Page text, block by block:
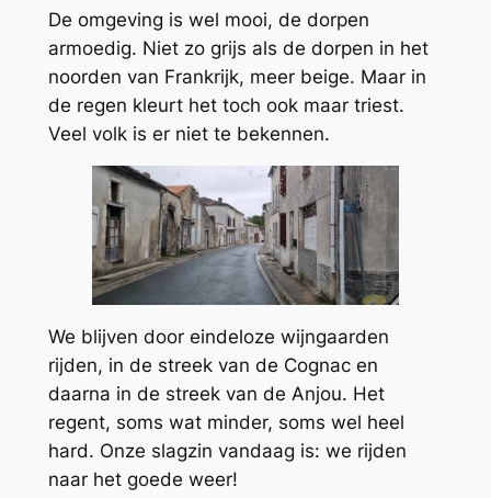
De omgeving is wel mooi, de dorpen
armoedig. Niet zo grijs als de dorpen in het
noorden van Frankrijk, meer beige. Maar in
de regen kleurt het toch ook maar triest.
Veel volk is er niet te bekennen.
We blijven door eindeloze wijngaarden
rijden, in de streek van de Cognac en
daarna in de streek van de Anjou. Het
regent, soms wat minder, soms wel heel
hard. Onze slagzin vandaag is: we rijden
naar het goede weer!